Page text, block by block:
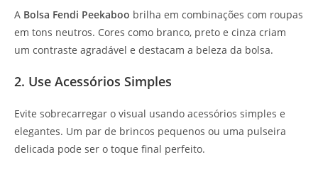
A Bolsa Fendi Peekaboo brilha em combinações com roupas
em tons neutros. Cores como branco, preto e cinza criam
um contraste agradável e destacam a beleza da bolsa.
2. Use Acessórios Simples
Evite sobrecarregar o visual usando acessórios simples e
elegantes. Um par de brincos pequenos ou uma pulseira
delicada pode ser o toque final perfeito.